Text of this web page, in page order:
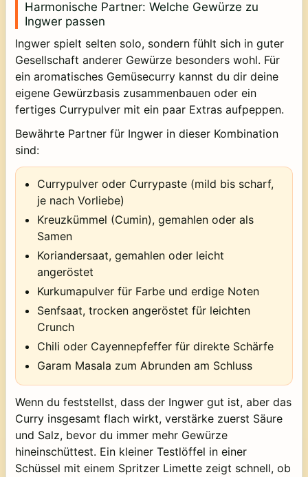
Harmonische Partner: Welche Gewürze zu
Ingwer passen
Ingwer spielt selten solo, sondern fühlt sich in guter
Gesellschaft anderer Gewürze besonders wohl. Für
ein aromatisches Gemüsecurry kannst du dir deine
eigene Gewürzbasis zusammenbauen oder ein
fertiges Currypulver mit ein paar Extras aufpeppen.
Bewährte Partner für Ingwer in dieser Kombination
sind:
Currypulver oder Currypaste (mild bis scharf,
je nach Vorliebe)
Kreuzkümmel (Cumin), gemahlen oder als
Samen
Koriandersaat, gemahlen oder leicht
angeröstet
Kurkumapulver für Farbe und erdige Noten
Senfsaat, trocken angeröstet für leichten
Crunch
Chili oder Cayennepfeffer für direkte Schärfe
Garam Masala zum Abrunden am Schluss
Wenn du feststellst, dass der Ingwer gut ist, aber das
Curry insgesamt flach wirkt, verstärke zuerst Säure
und Salz, bevor du immer mehr Gewürze
hineinschüttest. Ein kleiner Testlöffel in einer
Schüssel mit einem Spritzer Limette zeigt schnell, ob